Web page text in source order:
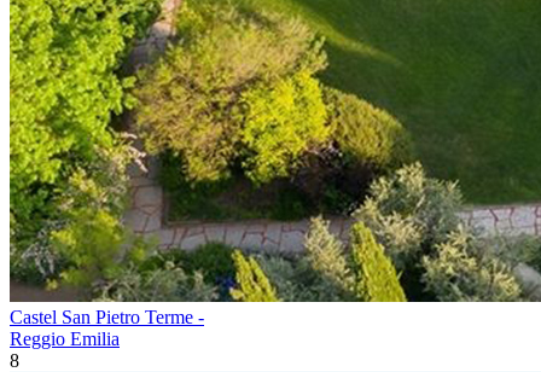
Castel San Pietro Terme -
Reggio Emilia
8